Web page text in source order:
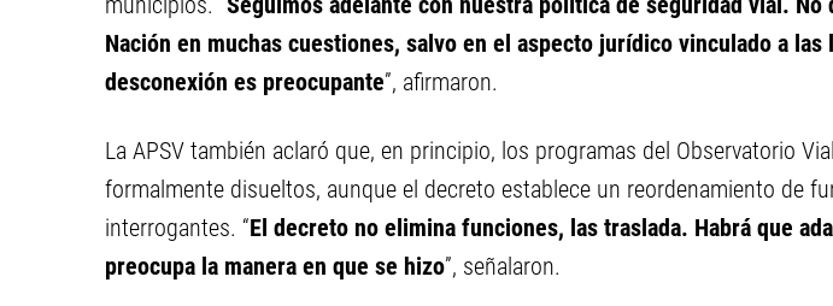
Nación en muchas cuestiones, salvo en el aspecto jurídico vinculado a
desconexión es preocupante”, afirmaron.
La APSV también aclaró que, en principio, los programas del Observatorio
formalmente disueltos, aunque el decreto establece un reordenamiento de
interrogantes. “El decreto no elimina funciones, las traslada. Habrá que
preocupa la manera en que se hizo”, señalaron.